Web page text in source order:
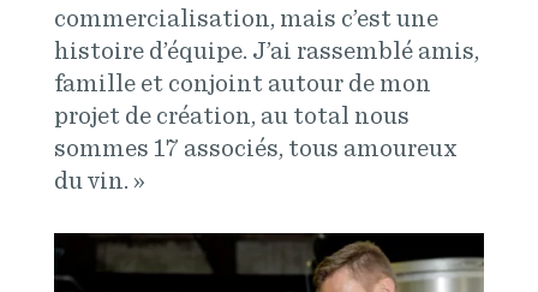
commercialisation, mais c’est une
histoire d’équipe. J’ai rassemblé amis,
famille et conjoint autour de mon
projet de création, au total nous
sommes 17 associés, tous amoureux
du vin. »